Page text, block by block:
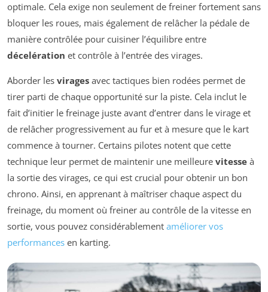
optimale. Cela exige non seulement de freiner fortement sans
bloquer les roues, mais également de relâcher la pédale de
manière contrôlée pour cuisiner l’équilibre entre
décelération et contrôle à l’entrée des virages.
Aborder les virages avec tactiques bien rodées permet de
tirer parti de chaque opportunité sur la piste. Cela inclut le
fait d’initier le freinage juste avant d’entrer dans le virage et
de relâcher progressivement au fur et à mesure que le kart
commence à tourner. Certains pilotes notent que cette
technique leur permet de maintenir une meilleure vitesse à
la sortie des virages, ce qui est crucial pour obtenir un bon
chrono. Ainsi, en apprenant à maîtriser chaque aspect du
freinage, du moment où freiner au contrôle de la vitesse en
sortie, vous pouvez considérablement améliorer vos
performances en karting.